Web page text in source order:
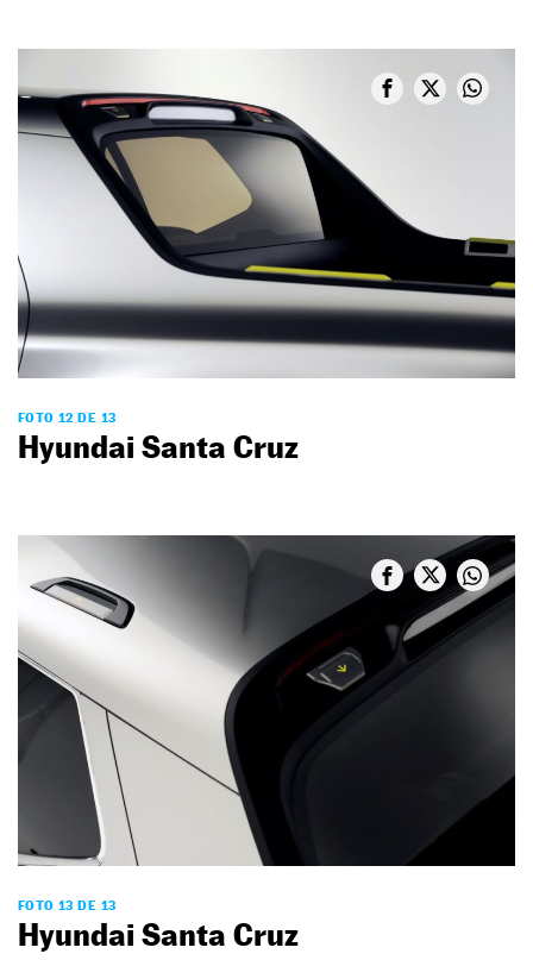
FOTO 12 DE 13
Hyundai Santa Cruz
FOTO 13 DE 13
Hyundai Santa Cruz